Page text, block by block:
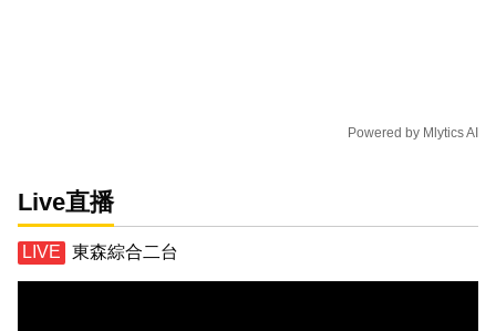
Powered by Mlytics AI
Live直播
東森綜合二台